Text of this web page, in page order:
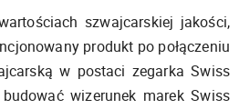
szwajcarskiej jakości,
produkt po połączeniu
w postaci zegarka Swiss
wizerunek marek Swiss